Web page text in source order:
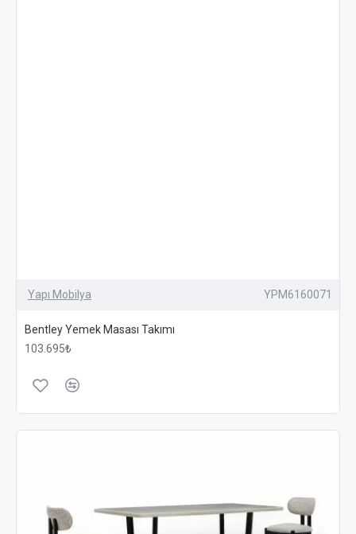
Yapı Mobilya YPM229742